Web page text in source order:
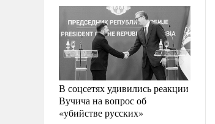
В соцсетях удивились реакции
Вучича на вопрос об
«убийстве русских»